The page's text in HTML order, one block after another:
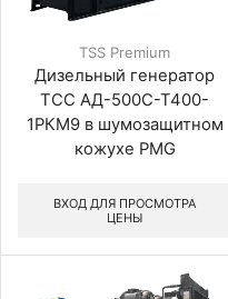
TSS Premium
Дизельный генератор
ТСС АД-500С-Т400-
1РКМ9 в шумозащитном
кожухе PMG
ВХОД ДЛЯ ПРОСМОТРА
ЦЕНЫ